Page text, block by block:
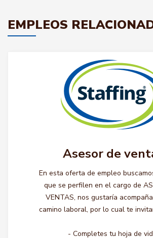
EMPLEOS
Asesor de
En esta oferta de empleo
que se perfilen en el cargo de
VENTAS, nos gustaría
camino laboral, por lo cual te
- Completes tu hoja de